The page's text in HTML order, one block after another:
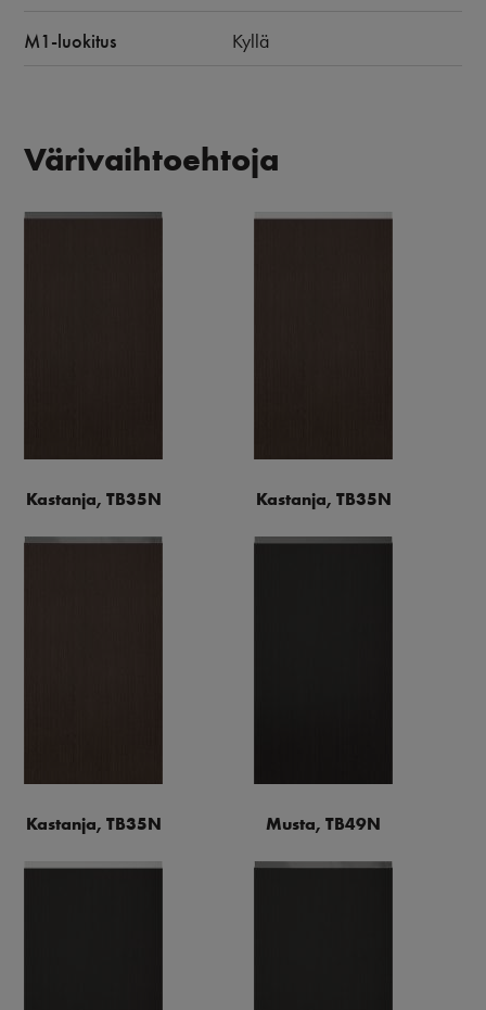
M1-luokitus Kyllä
Värivaihtoehtoja
Kastanja, TB35N Kastanja, TB35N
Kastanja, TB35N Musta, TB49N